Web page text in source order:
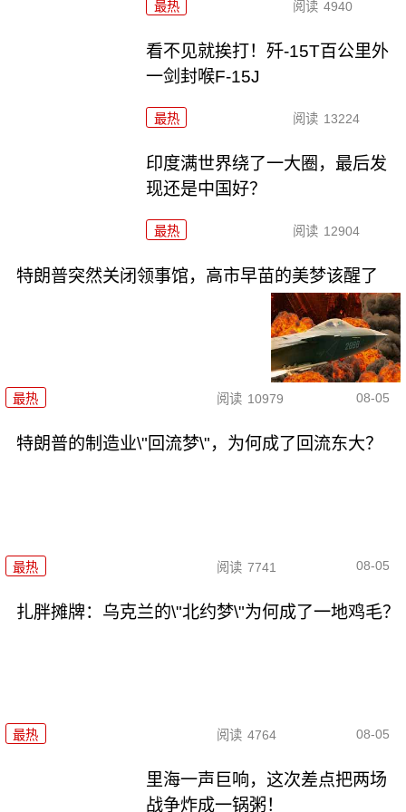
最热 阅读 4940
看不见就挨打！歼-15T百公里外
一剑封喉F-15J
最热 阅读 13224
印度满世界绕了一大圈，最后发
现还是中国好？
最热 阅读 12904
特朗普突然关闭领事馆，高市早苗的美梦该醒了
最热 阅读 10979 08-05
特朗普的制造业\"回流梦\"，为何成了回流东大？
最热 阅读 7741 08-05
扎胖摊牌：乌克兰的\"北约梦\"为何成了一地鸡毛？
最热 阅读 4764 08-05
里海一声巨响，这次差点把两场
战争炸成一锅粥！